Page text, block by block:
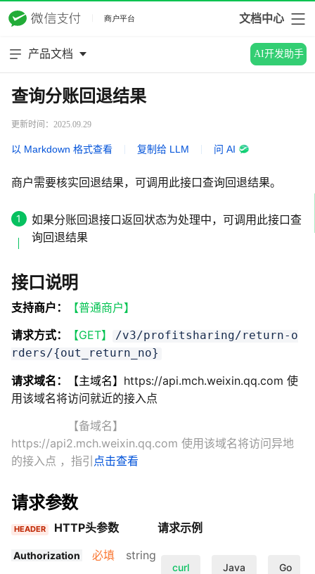
文档中心
产品文档 AI开发助手
查询分账回退结果
更新时间：2025.09.29
以 Markdown 格式查看 复制给 LLM 问 AI
商户需要核实回退结果，可调用此接口查询回退结果。
如果分账回退接口返回状态为处理中，可调用此接口查
询回退结果
接口说明
支持商户：
【普通商户】
请求方式：
【GET】
/v3/profitsharing/return-o
rders/{out_return_no}
请求域名： 【主域名】 https://api.mch.weixin.qq.com 使
用该域名将访问就近的接入点
【备域名】
https://api2.mch.weixin.qq.com 使用该域名将访问异地
的接入点 ，指引 点击查看
请求参数
HEADER HTTP头参数
Authorization 必填 string
请求示例
curl Java Go